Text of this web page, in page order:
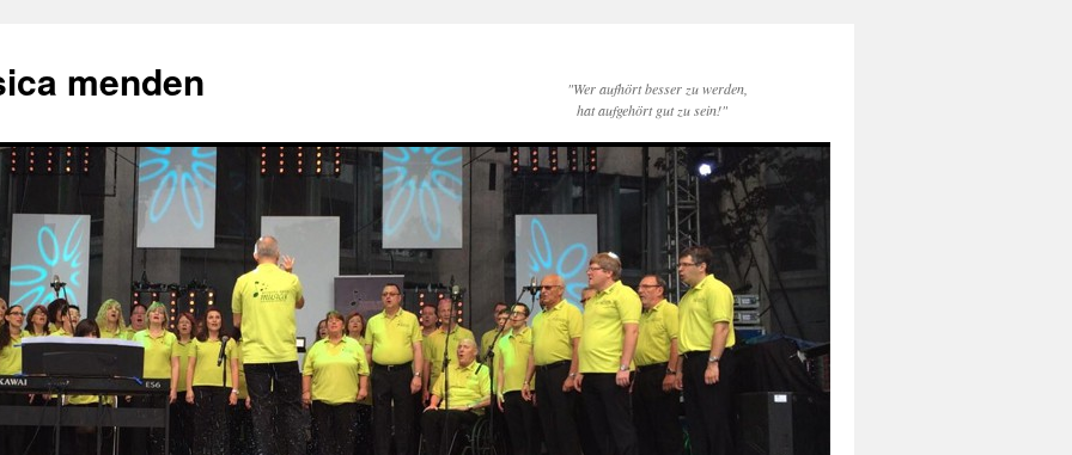
menden
"Wer aufhört besser zu werden,
hat aufgehört gut zu sein!"